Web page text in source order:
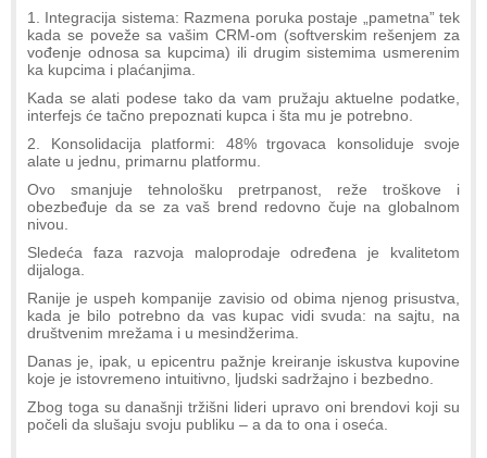
1. Integracija sistema: Razmena poruka postaje „pametna” tek
kada se poveže sa vašim CRM-om (softverskim rešenjem za
vođenje odnosa sa kupcima) ili drugim sistemima usmerenim
ka kupcima i plaćanjima.
Kada se alati podese tako da vam pružaju aktuelne podatke,
interfejs će tačno prepoznati kupca i šta mu je potrebno.
2. Konsolidacija platformi: 48% trgovaca konsoliduje svoje
alate u jednu, primarnu platformu.
Ovo smanjuje tehnološku pretrpanost, reže troškove i
obezbeđuje da se za vaš brend redovno čuje na globalnom
nivou.
Sledeća faza razvoja maloprodaje određena je kvalitetom
dijaloga.
Ranije je uspeh kompanije zavisio od obima njenog prisustva,
kada je bilo potrebno da vas kupac vidi svuda: na sajtu, na
društvenim mrežama i u mesindžerima.
Danas je, ipak, u epicentru pažnje kreiranje iskustva kupovine
koje je istovremeno intuitivno, ljudski sadržajno i bezbedno.
Zbog toga su današnji tržišni lideri upravo oni brendovi koji su
počeli da slušaju svoju publiku – a da to ona i oseća.